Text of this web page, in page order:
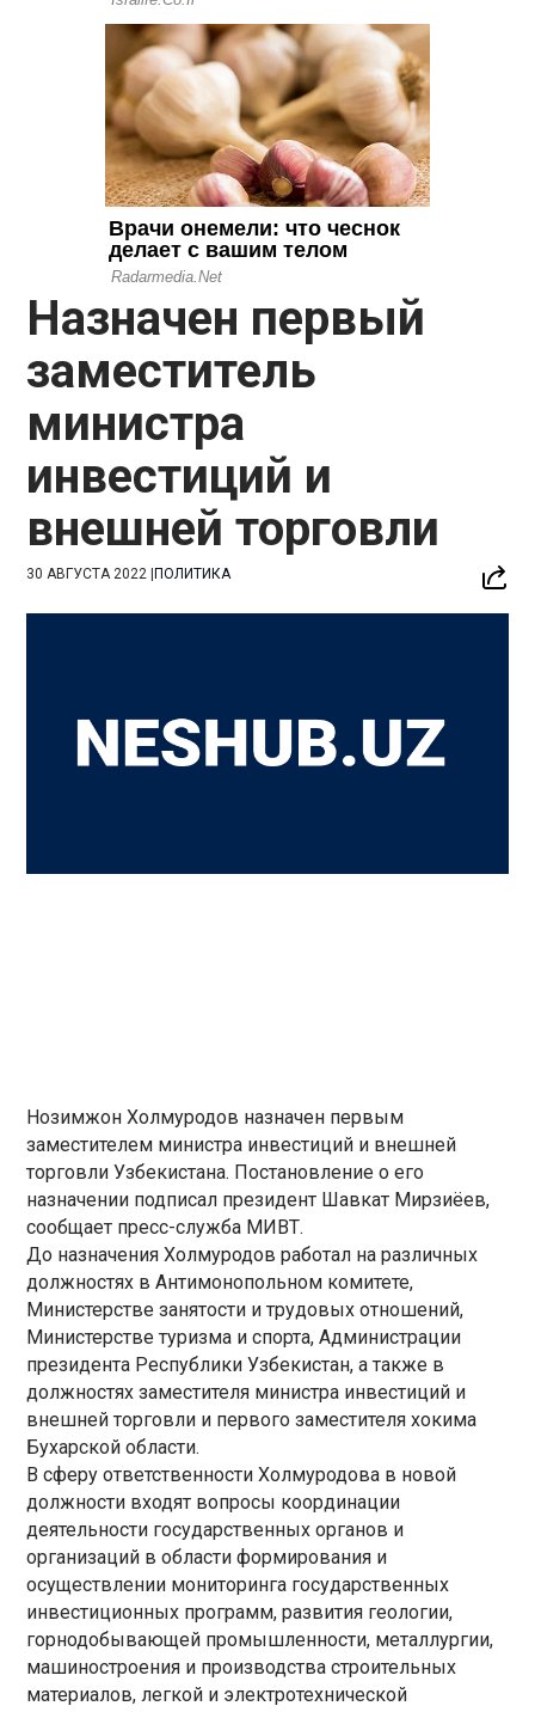
Назначен первый
заместитель
министра
инвестиций и
внешней торговли
30 АВГУСТА 2022 |ПОЛИТИКА
Нозимжон Холмуродов назначен первым
заместителем министра инвестиций и внешней
торговли Узбекистана. Постановление о его
назначении подписал президент Шавкат Мирзиёев,
сообщает пресс-служба МИВТ.
До назначения Холмуродов работал на различных
должностях в Антимонопольном комитете,
Министерстве занятости и трудовых отношений,
Министерстве туризма и спорта, Администрации
президента Республики Узбекистан, а также в
должностях заместителя министра инвестиций и
внешней торговли и первого заместителя хокима
Бухарской области.
В сферу ответственности Холмуродова в новой
должности входят вопросы координации
деятельности государственных органов и
организаций в области формирования и
осуществлении мониторинга государственных
инвестиционных программ, развития геологии,
горнодобывающей промышленности, металлургии,
машиностроения и производства строительных
материалов, легкой и электротехнической